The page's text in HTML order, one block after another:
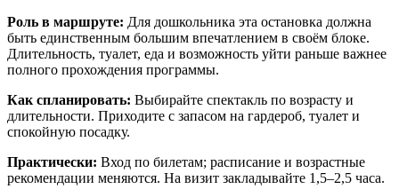
Роль в маршруте: Для дошкольника эта остановка должна
быть единственным большим впечатлением в своём блоке.
Длительность, туалет, еда и возможность уйти раньше важнее
полного прохождения программы.
Как спланировать: Выбирайте спектакль по возрасту и
длительности. Приходите с запасом на гардероб, туалет и
спокойную посадку.
Практически: Вход по билетам; расписание и возрастные
рекомендации меняются. На визит закладывайте 1,5–2,5 часа.